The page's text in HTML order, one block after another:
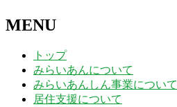
MENU
トップ
みらいあんについて
みらいあんしん事業について
居住支援について